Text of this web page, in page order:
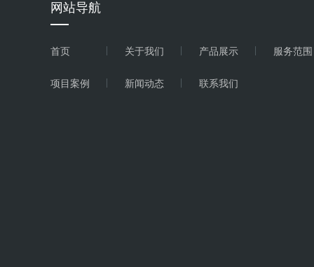
彩涂卷-冠洲彩钢板
网站导航
首页 关于我们 产品展示 服务范围
项目案例 新闻动态 联系我们